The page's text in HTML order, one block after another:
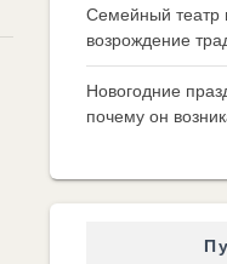
Семейный театр
возрождение
Новогодние
почему он